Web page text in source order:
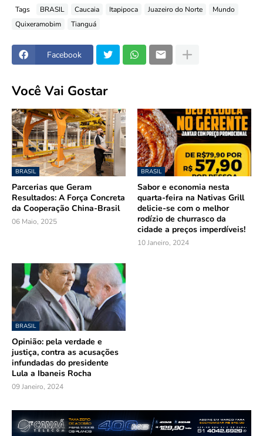
Tags BRASIL Caucaia Itapipoca Juazeiro do Norte
Mundo
Quixeramobim
Tianguá
Facebook
Você Vai Gostar
BRASIL
Parcerias que Geram
Resultados: A Força Concreta
da Cooperação China-Brasil
06 Maio, 2025
BRASIL
Sabor e economia nesta
quarta-feira na Nativas Grill
delicie-se com o melhor
rodízio de churrasco da
cidade a preços imperdíveis!
10 Janeiro, 2024
BRASIL
Opinião: pela verdade e
justiça, contra as acusações
infundadas do presidente
Lula a Ibaneis Rocha
09 Janeiro, 2024